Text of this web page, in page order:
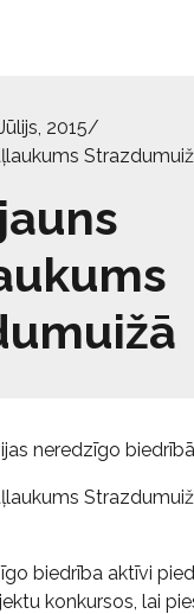
2015/
neredzīgo biedrībā
biedrība aktīvi
konkursos, lai